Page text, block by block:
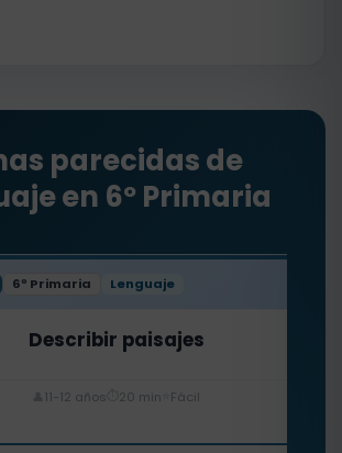
parecidas de
en 6º Primaria
6º Primaria Lenguaje
Describir paisajes
11-12 años 20 min Fácil